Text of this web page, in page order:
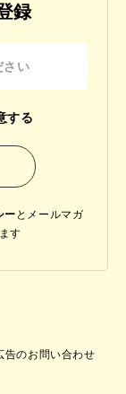
録
する
ー と メールマガ
す
告のお問い合わせ